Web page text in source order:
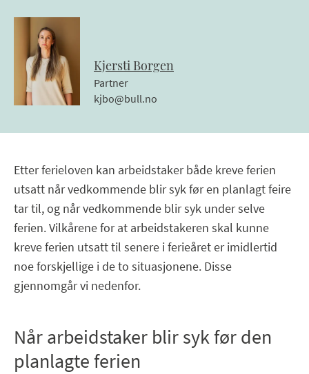
Kjersti Borgen
Partner
kjbo@bull.no
Etter ferieloven kan arbeidstaker både kreve ferien
utsatt når vedkommende blir syk før en planlagt feire
tar til, og når vedkommende blir syk under selve
ferien. Vilkårene for at arbeidstakeren skal kunne
kreve ferien utsatt til senere i ferieåret er imidlertid
noe forskjellige i de to situasjonene. Disse
gjennomgår vi nedenfor.
Når arbeidstaker blir syk før den
planlagte ferien